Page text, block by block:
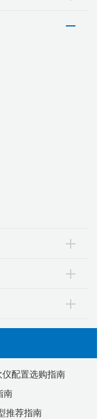
配置选购指南
南
推荐指南